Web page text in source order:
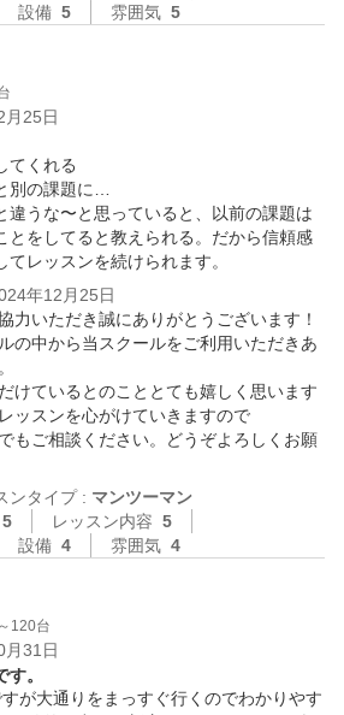
設備 5 雰囲気 5
月25日
てくれる
別の課題に…
違うな〜と思っていると、以前の課題は
とをしてると教えられる。だから信頼感
年12月25日
力いただき誠にありがとうございます！
の中から当スクールをご利用いただきあ
けているとのこととても嬉しく思います
ッスンを心がけていきますので
もご相談ください。どうぞよろしくお願
ンタイプ : マンツーマン
5 レッスン内容 5
設備 4 雰囲気 4
120台
月31日
。
が大通りをまっすぐ行くのでわかりやす